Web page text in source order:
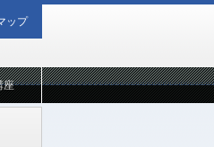
座
ップ